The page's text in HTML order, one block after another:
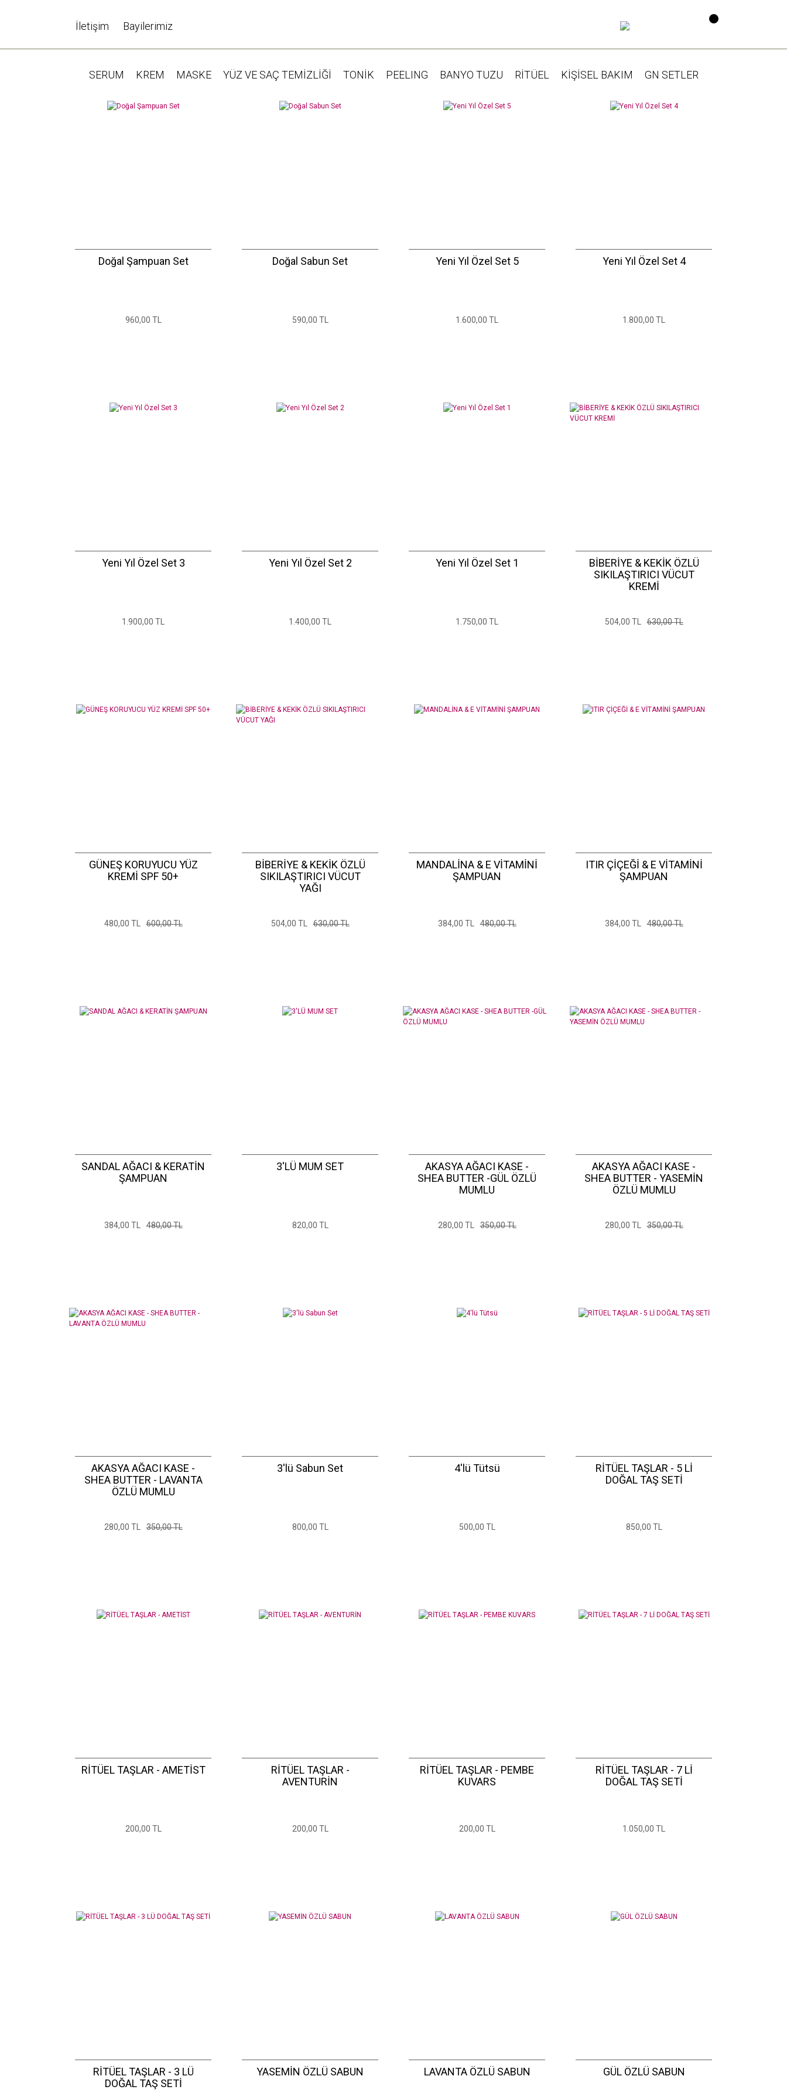
İletişim Bayilerimiz
SERUM KREM MASKE YÜZ VE SAÇ TEMİZLİĞİ TONİK PEELING BANYO TUZU RİTÜEL KİŞİSEL BAKIM GN SETLER
Doğal Şampuan Set
960,00 TL
Doğal Sabun Set
590,00 TL
Yeni Yıl Özel Set 5
1.600,00 TL
Yeni Yıl Özel Set 4
1.800,00 TL
Yeni Yıl Özel Set 3
1.900,00 TL
Yeni Yıl Özel Set 2
1.400,00 TL
Yeni Yıl Özel Set 1
1.750,00 TL
BİBERİYE & KEKİK ÖZLÜ
SIKILAŞTIRICI VÜCUT
KREMİ
504,00 TL 630,00 TL
GÜNEŞ KORUYUCU YÜZ
KREMİ SPF 50+
480,00 TL 600,00 TL
BİBERİYE & KEKİK ÖZLÜ
SIKILAŞTIRICI VÜCUT
YAĞI
504,00 TL 630,00 TL
MANDALİNA & E VİTAMİNİ
ŞAMPUAN
384,00 TL 480,00 TL
ITIR ÇİÇEĞİ & E VİTAMİNİ
ŞAMPUAN
384,00 TL 480,00 TL
SANDAL AĞACI & KERATİN
ŞAMPUAN
384,00 TL 480,00 TL
3'LÜ MUM SET
820,00 TL
AKASYA AĞACI KASE -
SHEA BUTTER -GÜL ÖZLÜ
MUMLU
280,00 TL 350,00 TL
AKASYA AĞACI KASE -
SHEA BUTTER - YASEMİN
ÖZLÜ MUMLU
280,00 TL 350,00 TL
AKASYA AĞACI KASE -
SHEA BUTTER - LAVANTA
ÖZLÜ MUMLU
280,00 TL 350,00 TL
3'lü Sabun Set
800,00 TL
4'lü Tütsü
500,00 TL
RİTÜEL TAŞLAR - 5 Lİ
DOĞAL TAŞ SETİ
850,00 TL
RİTÜEL TAŞLAR - AMETİST
200,00 TL
RİTÜEL TAŞLAR -
AVENTURİN
200,00 TL
RİTÜEL TAŞLAR - PEMBE
KUVARS
200,00 TL
RİTÜEL TAŞLAR - 7 Lİ
DOĞAL TAŞ SETİ
1.050,00 TL
RİTÜEL TAŞLAR - 3 LÜ
DOĞAL TAŞ SETİ
YASEMİN ÖZLÜ SABUN LAVANTA ÖZLÜ SABUN GÜL ÖZLÜ SABUN